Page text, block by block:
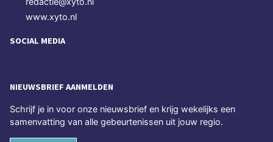
www.xyto.nl
SOCIAL MEDIA
NIEUWSBRIEF AANMELDEN
Schrijf je in voor onze nieuwsbrief en krijg wekelijks een
samenvatting van alle gebeurtenissen uit jouw regio.